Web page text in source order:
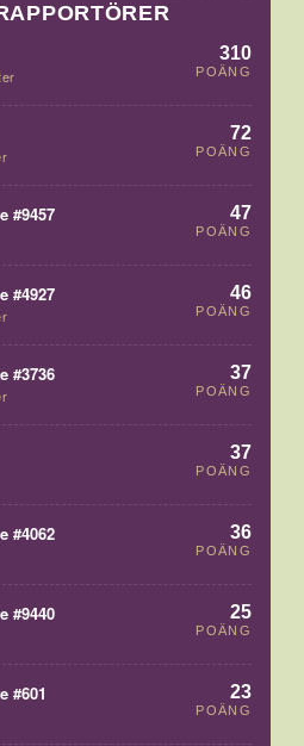
310
POÄNG
72
POÄNG
#9457 47
POÄNG
#4927 46
POÄNG
#3736 37
POÄNG
37
POÄNG
#4062 36
POÄNG
#9440 25
POÄNG
#601 23
POÄNG